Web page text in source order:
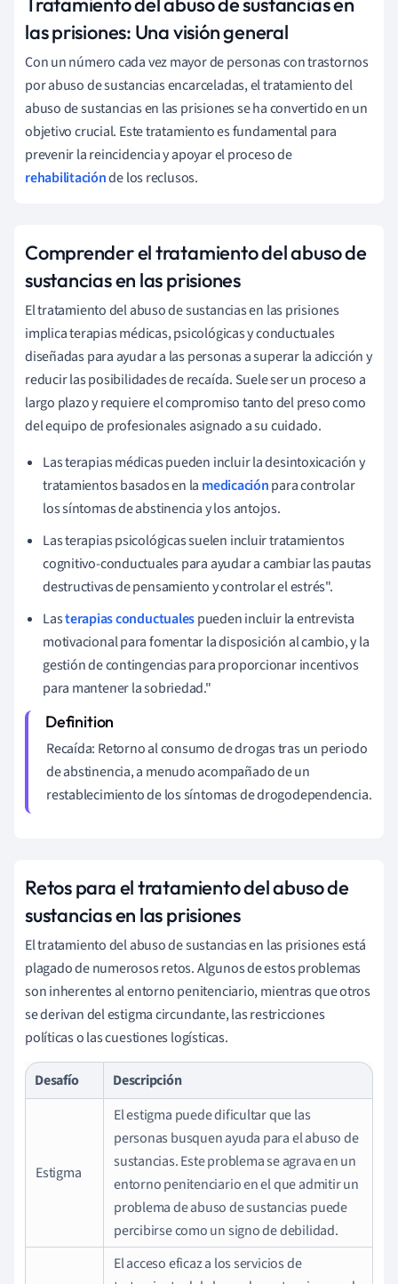
las prisiones: Una visión general
Con un número cada vez mayor de personas con trastornos
por abuso de sustancias encarceladas, el tratamiento del
abuso de sustancias en las prisiones se ha convertido en un
objetivo crucial. Este tratamiento es fundamental para
prevenir la reincidencia y apoyar el proceso de
rehabilitaciónde los reclusos.
Comprender el tratamiento del abuso de
sustancias en las prisiones
El tratamiento del abuso de sustancias en las prisiones
implica terapias médicas, psicológicas y conductuales
diseñadas para ayudar a las personas a superar la adicción y
reducir las posibilidades de recaída. Suele ser un proceso a
largo plazo y requiere el compromiso tanto del preso como
del equipo de profesionales asignado a su cuidado.
Las terapias médicas pueden incluir la desintoxicación y
tratamientos basados en la medicaciónpara controlar
los síntomas de abstinencia y los antojos.
Las terapias psicológicas suelen incluir tratamientos
cognitivo-conductuales para ayudar a cambiar las pautas
destructivas de pensamiento y controlar el estrés".
Lasterapias conductualespueden incluir la entrevista
motivacional para fomentar la disposición al cambio, y la
gestión de contingencias para proporcionar incentivos
para mantener la sobriedad."
Recaída: Retorno al consumo de drogas tras un periodo
de abstinencia, a menudo acompañado de un
restablecimiento de los síntomas de drogodependencia.
Retos para el tratamiento del abuso de
sustancias en las prisiones
El tratamiento del abuso de sustancias en las prisiones está
plagado de numerosos retos. Algunos de estos problemas
son inherentes al entorno penitenciario, mientras que otros
se derivan del estigma circundante, las restricciones
políticas o las cuestiones logísticas.
Desafío Descripción
Estigma
El estigma puede dificultar que las
personas busquen ayuda para el abuso de
sustancias. Este problema se agrava en un
entorno penitenciario en el que admitir un
problema de abuso de sustancias puede
percibirse como un signo de debilidad.
El acceso eficaz a los servicios de